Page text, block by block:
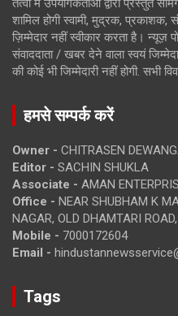
तत्वों में उपयोगकर्ताओं द्वारा प्रस्तुत
शामिल होगी स्वामी, मुद्रक,
ज़िम्मेदार नहीं स्वीकार करता है। न्यूज़
संवाददाता / खबर देने वाला स्वयं
की कोई भी जिम्मेदारी नहीं होगी. सभी
हमसे सम्पर्क करें
Owner - CHITRASEN
Editor - SACHIN SHUKLA
Associate - AMAN
Office - NEAR SHUBHAM K
NAGAR, OLD DHAMTARI
Mobile - 7000172604
Email -
Tags